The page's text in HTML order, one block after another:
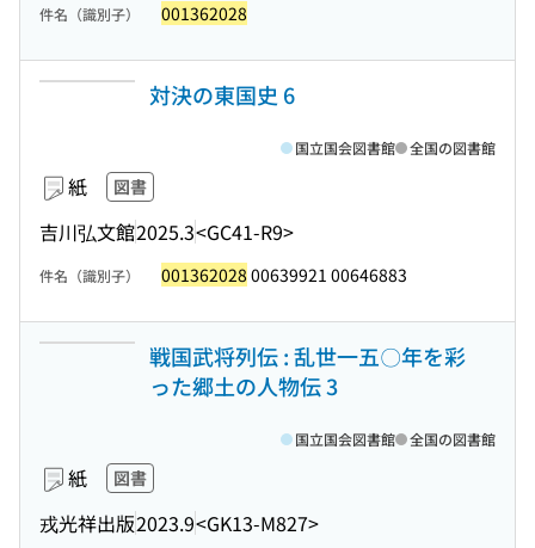
件名（識別子） 001362028
対決の東国史 6
紙 図書
吉川弘文館2025.3<GC41-R9>
国立国会図書館 全国の図書館
件名（識別子） 001362028 00639921 00646883
戦国武将列伝 : 乱世一五〇年を彩
った郷土の人物伝 3
紙 図書
戎光祥出版2023.9<GK13-M827>
国立国会図書館 全国の図書館